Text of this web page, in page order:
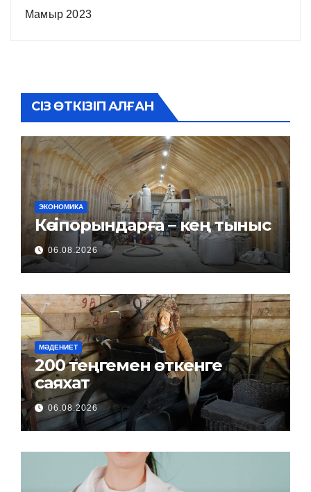
Мамыр 2023
СІЗ ӨТКІЗІП АЛҒАН
ЭКОНОМИКА
Кәсіпорындарға – кең тыныс
06.08.2026
МӘДЕНИЕТ
200 теңгемен өткенге
саяхат
06.08.2026